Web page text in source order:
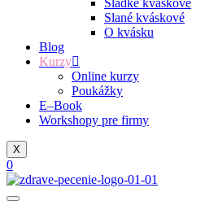
Sladké kváskové
Slané kváskové
O kvásku
Blog
Kurzy
Online kurzy
Poukážky
E–Book
Workshopy pre firmy
X
0